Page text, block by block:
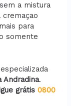
a mistura
para
somente
Andradina.
grátis0800